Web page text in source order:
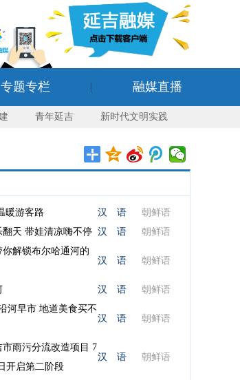
专题专栏 融媒直播
青年延吉 新时代文明实践
暖游客路 汉 语
朝鲜语
翻天 带娃清凉嗨不停 汉 语
朝鲜语
解锁布尔哈通河的
汉 语 朝鲜语
汉 语
朝鲜语
河早市 地道美食买不
汉 语 朝鲜语
市雨污分流改造项目 7
开启第二阶段
汉 语 朝鲜语